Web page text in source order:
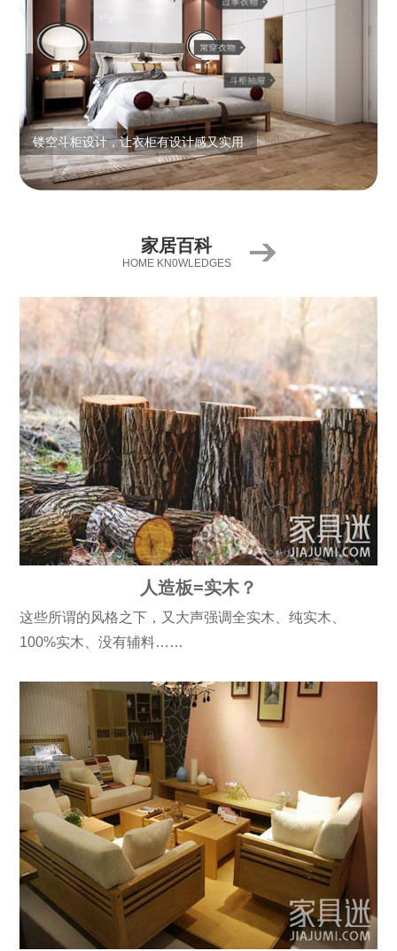
镂空斗柜设计，让衣柜有设计感又实用
家居百科
HOME KN0WLEDGES
人造板=实木？
这些所谓的风格之下，又大声强调全实木、纯实木、
100%实木、没有辅料……